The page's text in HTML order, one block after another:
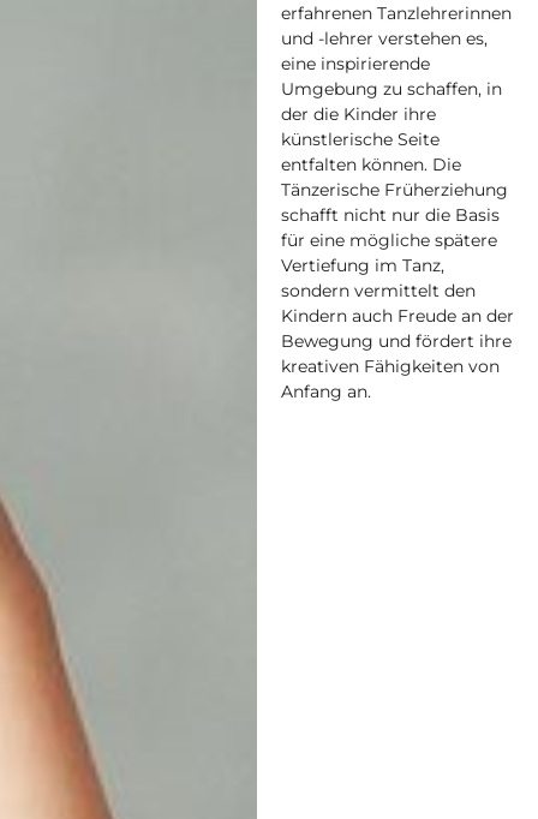
erfahrenen Tanzlehrerinnen
und -lehrer verstehen es,
eine inspirierende
Umgebung zu schaffen, in
der die Kinder ihre
künstlerische Seite
entfalten können. Die
Tänzerische Früherziehung
schafft nicht nur die Basis
für eine mögliche spätere
Vertiefung im Tanz,
sondern vermittelt den
Kindern auch Freude an der
Bewegung und fördert ihre
kreativen Fähigkeiten von
Anfang an.